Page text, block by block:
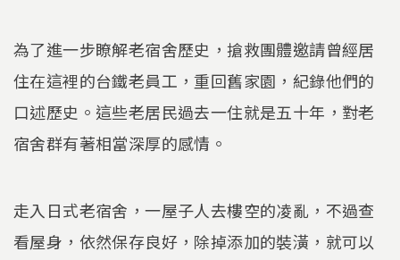
為了進一步瞭解老宿舍歷史，搶救團體邀請曾經居
住在這裡的台鐵老員工，重回舊家園，紀錄他們的
口述歷史。這些老居民過去一住就是五十年，對老
宿舍群有著相當深厚的感情。
走入日式老宿舍，一屋子人去樓空的凌亂，不過查
看屋身，依然保存良好，除掉添加的裝潢，就可以